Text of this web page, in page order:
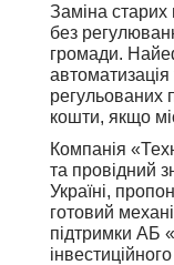
Заміна старих
без
громади.
регульованих
кошти, якщо
Компанія
та провідний
Україні,
готовий
підтримки АБ